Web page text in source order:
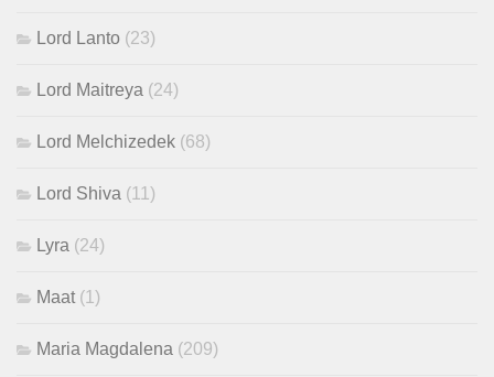
Lord Lanto (23)
Lord Maitreya (24)
Lord Melchizedek (68)
Lord Shiva (11)
Lyra (24)
Maat (1)
Maria Magdalena (209)